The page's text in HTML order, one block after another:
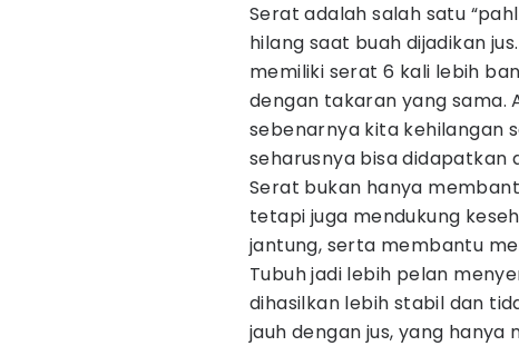
Serat adalah salah satu
hilang saat buah dijadikan
memiliki serat 6 kali lebih
dengan takaran yang sama.
sebenarnya kita kehilangan
seharusnya bisa didapatkan
Serat bukan hanya
tetapi juga mendukung
jantung, serta membantu
Tubuh jadi lebih pelan
dihasilkan lebih stabil dan
jauh dengan jus, yang